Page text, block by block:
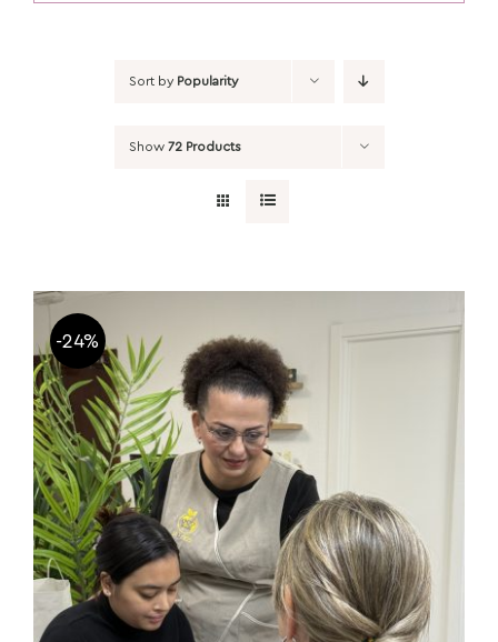
Sort by Popularity
Show 72 Products
-24%